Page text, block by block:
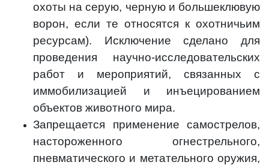
охоты на серую, черную и большеклювую
ворон, если те относятся к охотничьим
ресурсам). Исключение сделано для
проведения научно-исследовательских
работ и мероприятий, связанных с
иммобилизацией и инъецированием
объектов животного мира.
Запрещается применение самострелов,
настороженного огнестрельного,
пневматического и метательного оружия,